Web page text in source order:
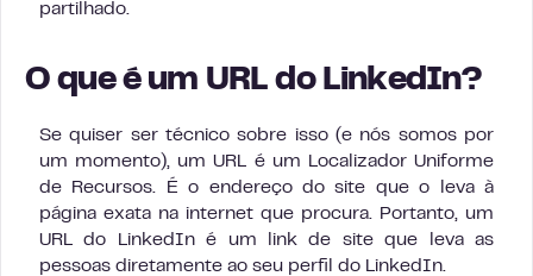
partilhado.
O que é um URL do LinkedIn?
Se quiser ser técnico sobre isso (e nós somos por
um momento), um URL é um Localizador Uniforme
de Recursos. É o endereço do site que o leva à
página exata na internet que procura. Portanto, um
URL do LinkedIn é um link de site que leva as
pessoas diretamente ao seu perfil do LinkedIn.